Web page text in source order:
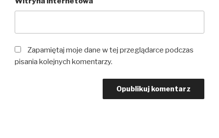
Zapamiętaj moje dane w tej przeglądarce podczas
pisania kolejnych komentarzy.